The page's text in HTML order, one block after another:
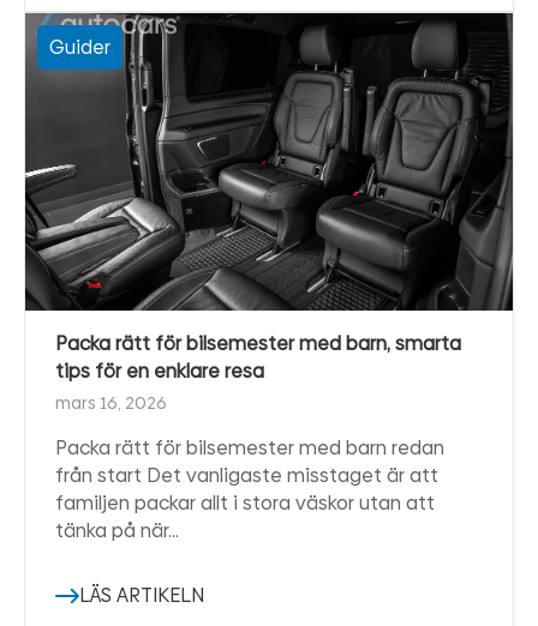
Guider
Packa rätt för bilsemester med barn, smarta
tips för en enklare resa
mars 16, 2026
Packa rätt för bilsemester med barn redan
från start Det vanligaste misstaget är att
familjen packar allt i stora väskor utan att
tänka på när…
LÄS ARTIKELN